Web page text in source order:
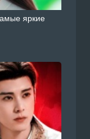
яркие